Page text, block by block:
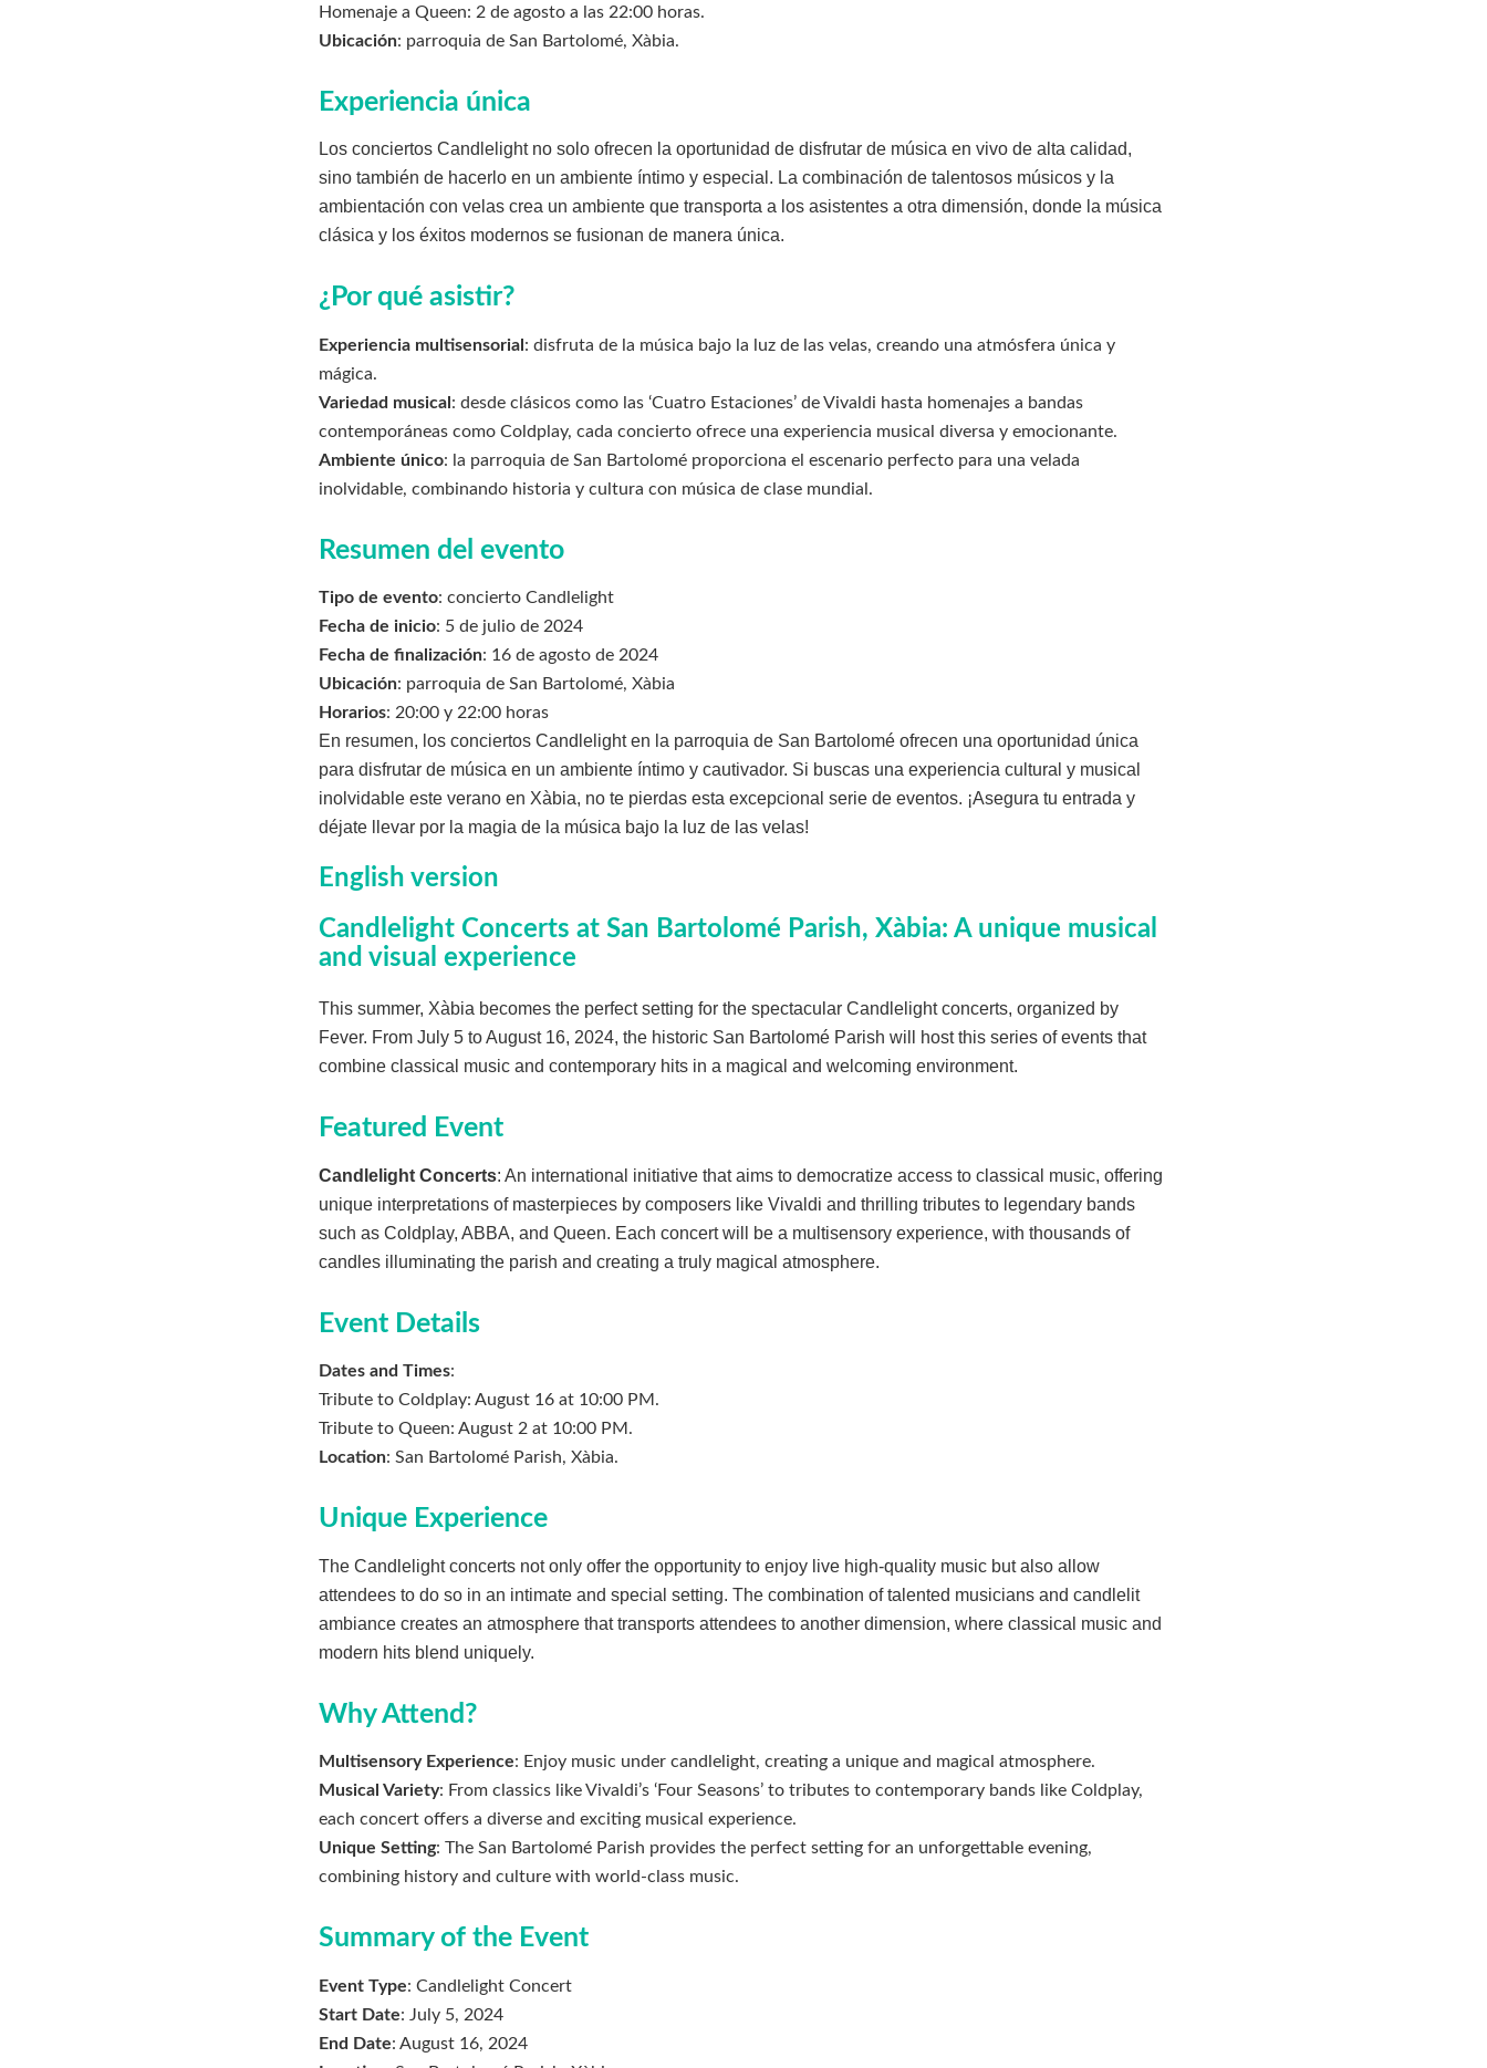
Homenaje a Queen: 2 de agosto a las 22:00 horas.
Ubicación: parroquia de San Bartolomé, Xàbia.
Experiencia única
Los conciertos Candlelight no solo ofrecen la oportunidad de disfrutar de música en vivo de alta calidad,
sino también de hacerlo en un ambiente íntimo y especial. La combinación de talentosos músicos y la
ambientación con velas crea un ambiente que transporta a los asistentes a otra dimensión, donde la música
clásica y los éxitos modernos se fusionan de manera única.
¿Por qué asistir?
Experiencia multisensorial : disfruta de la música bajo la luz de las velas, creando una atmósfera única y
mágica.
Variedad musical : desde clásicos como las ‘Cuatro Estaciones’ de Vivaldi hasta homenajes a bandas
contemporáneas como Coldplay, cada concierto ofrece una experiencia musical diversa y emocionante.
Ambiente único: la parroquia de San Bartolomé proporciona el escenario perfecto para una velada
inolvidable, combinando historia y cultura con música de clase mundial.
Resumen del evento
Tipo de evento: concierto Candlelight
Fecha de inicio: 5 de julio de 2024
Fecha de finalización: 16 de agosto de 2024
Ubicación: parroquia de San Bartolomé, Xàbia
Horarios: 20:00 y 22:00 horas
En resumen, los conciertos Candlelight en la parroquia de San Bartolomé ofrecen una oportunidad única
para disfrutar de música en un ambiente íntimo y cautivador. Si buscas una experiencia cultural y musical
inolvidable este verano en Xàbia, no te pierdas esta excepcional serie de eventos. ¡Asegura tu entrada y
déjate llevar por la magia de la música bajo la luz de las velas!
English version
Candlelight Concerts at San Bartolomé Parish, Xàbia: A unique musical
and visual experience
This summer, Xàbia becomes the perfect setting for the spectacular Candlelight concerts, organized by
Fever. From July 5 to August 16, 2024, the historic San Bartolomé Parish will host this series of events that
combine classical music and contemporary hits in a magical and welcoming environment.
Featured Event
Candlelight Concerts: An international initiative that aims to democratize access to classical music, offering
unique interpretations of masterpieces by composers like Vivaldi and thrilling tributes to legendary bands
such as Coldplay, ABBA, and Queen. Each concert will be a multisensory experience, with thousands of
candles illuminating the parish and creating a truly magical atmosphere.
Event Details
Dates and Times:
Tribute to Coldplay: August 16 at 10:00 PM.
Tribute to Queen: August 2 at 10:00 PM.
Location: San Bartolomé Parish, Xàbia.
Unique Experience
The Candlelight concerts not only offer the opportunity to enjoy live high-quality music but also allow
attendees to do so in an intimate and special setting. The combination of talented musicians and candlelit
ambiance creates an atmosphere that transports attendees to another dimension, where classical music and
modern hits blend uniquely.
Why Attend?
Multisensory Experience: Enjoy music under candlelight, creating a unique and magical atmosphere.
Musical Variety: From classics like Vivaldi’s ‘Four Seasons’ to tributes to contemporary bands like Coldplay,
each concert offers a diverse and exciting musical experience.
Unique Setting: The San Bartolomé Parish provides the perfect setting for an unforgettable evening,
combining history and culture with world-class music.
Summary of the Event
Event Type: Candlelight Concert
Start Date: July 5, 2024
End Date: August 16, 2024